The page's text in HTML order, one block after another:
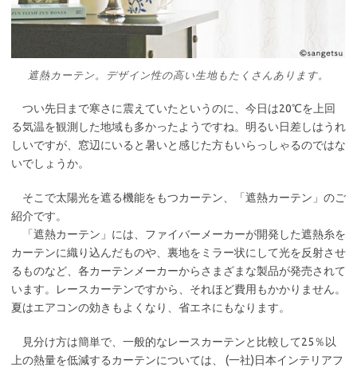
遮熱カーテン。デザイン性の高い生地もたくさんあります。
つい先日まで寒さに震えていたというのに、今日は20℃を上回
る気温を観測した地域も多かったようですね。明るい日差しはうれ
しいですが、窓辺にいると暑いと感じた方もいらっしゃるのではな
いでしょうか。
そこで太陽光を遮る機能をもつカーテン、「遮熱カーテン」のご
紹介です。
「遮熱カーテン」には、ファイバーメーカーが開発した遮熱糸を
カーテンに織り込んだものや、裏地をミラー状にして光を反射させ
るものなど、各カーテンメーカーからさまざまな製品が発売されて
います。レースカーテンですから、それほど費用もかかりません。
夏はエアコンの効きもよくなり、省エネにもなります。
見分け方は簡単で、一般的なレースカーテンと比較して25％以
上の熱量を低減するカーテンについては、 (一社)日本インテリアフ